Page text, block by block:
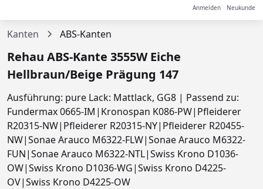
Anmelden Neukunde
Kanten ABS-Kanten
Rehau ABS-Kante 3555W Eiche
Hellbraun/Beige Prägung 147
Ausführung: pure Lack: Mattlack, GG8 | Passend zu:
Fundermax 0665-IM|Kronospan K086-PW|Pfleiderer
R20315-NW|Pfleiderer R20315-NY|Pfleiderer R20455-
NW|Sonae Arauco M6322-FLW|Sonae Arauco M6322-
FUN|Sonae Arauco M6322-NTL|Swiss Krono D1036-
OW|Swiss Krono D1036-WG|Swiss Krono D4225-
OV|Swiss Krono D4225-OW